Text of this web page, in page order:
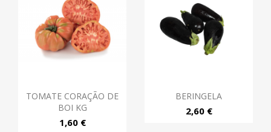
TOMATE CORAÇÃO DE
BOI KG
1,60 €
BERINGELA
2,60 €